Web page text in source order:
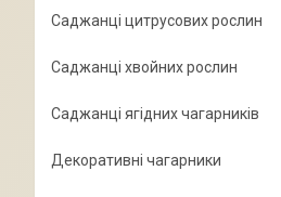
Саджанці цитрусових рослин
Саджанці хвойних рослин
Саджанці ягідних чагарників
Декоративні чагарники